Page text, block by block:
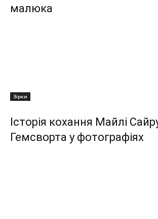
малюка
Зірки
Історія кохання Майлі
Гемсворта у фотографіях